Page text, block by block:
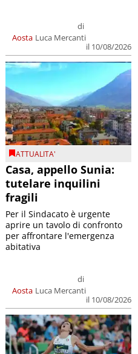
Aosta
di
Luca Mercanti
il 10/08/2026
ATTUALITA'
Casa, appello Sunia:
tutelare inquilini
fragili
Aosta
di
Luca Mercanti
il 10/08/2026
Per il Sindacato è urgente
aprire un tavolo di confronto
per affrontare l'emergenza
abitativa